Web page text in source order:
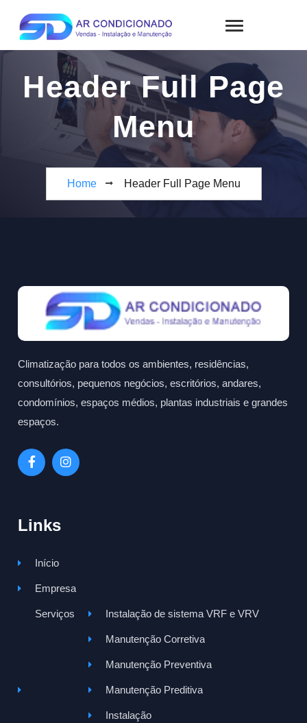
Header Full Page
Menu
Home Header Full Page Menu
Climatização para todos os ambientes, residências,
consultórios, pequenos negócios, escritórios, andares,
condomínios, espaços médios, plantas industriais e grandes
espaços.
Links
Início
Empresa
Serviços Instalação de sistema VRF e VRV
Manutenção Corretiva
Manutenção Preventiva
Manutenção Preditiva
Instalação